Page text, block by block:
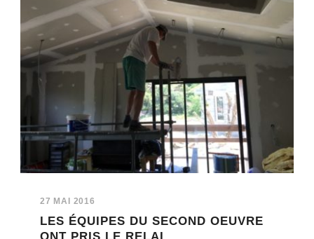
27 MAI 2016
LES ÉQUIPES DU SECOND OEUVRE